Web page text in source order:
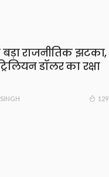
बड़ा राजनीतिक झटका,
डॉलर का रक्षा
129